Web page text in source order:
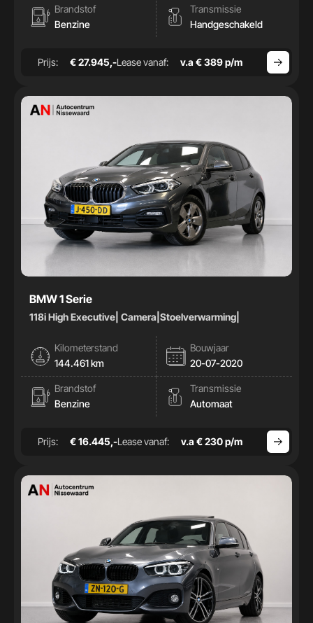
Brandstof
Benzine
Transmissie
Handgeschakeld
Prijs: € 27.945,-Lease vanaf: v.a € 389 p/m
BMW 1 Serie
118i High Executive| Camera|Stoelverwarming|
Kilometerstand
144.461 km
Bouwjaar
20-07-2020
Brandstof
Benzine
Transmissie
Automaat
Prijs: € 16.445,-Lease vanaf: v.a € 230 p/m